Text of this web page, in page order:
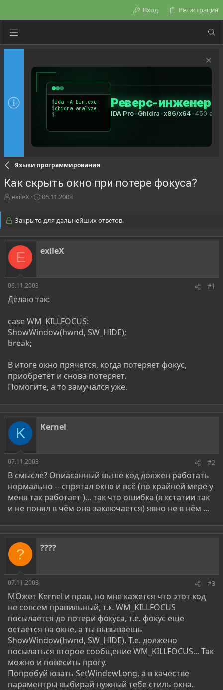
Вход Регистрация
Языки программирования
Как скрыть окно при потере фокуса?
А
о
т
е
ы
exileX
Д
а
а
ч
а
06.11.2003
Закрыто для дальнейших ответов.
E exileX
06.11.2003 #1
Делаю так:
case WM_KILLFOCUS:
ShowWindow(hwnd, SW_HIDE);
break;
В итоге окно прячется, когда потеряет фокус,
приобретёт и снова потеряет.
Помогите, а то замучался уже.
K Kernel
07.11.2003 #2
В смысле? Опиасанный выше код должен работать
нормально -- спрятал окно и всё (по крайней мере у
меня так работает )... так что ошибка (я кстатии так
и не понял в чём она заключается) явно не в нём ...
? ????
07.11.2003 #3
МОжет Kernel и прав, но мне кажется что этот код
не совсем правильный, т.к. WM_KILLFOCUS
посылается до потери фокуса, т.е. фокус еще
остается на окне, а ты вызываешь
ShowWindow(hwnd, SW_HIDE). Т.е. должено
посылаться второе сообщение WM_KILLFOCUS... Так
можно и повесить прогу.
Попробуй юзать SetWindowLong, а в качестве
параментры выбирай нужный тебе стиль окна.